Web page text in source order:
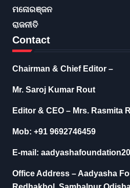
ମନୋରଞ୍ଜନ
ରାଜନୀତି
Contact
Chairman & Chief Editor –
Mr. Saroj Kumar Rout
Editor & CEO – Mrs. Rasmita
Mob: +91 9692746459
E-mail:
Office Address – Aadyasha